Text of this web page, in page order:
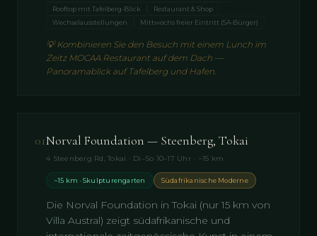
Rooftop mit Tafelberg-Blick
Restaurant & Shop
Wechselausstellungen
Mittwochs freier Eintritt (SA-Bürger)
💡Kombinieren Sie den Besuch mit einem Lunch im
Zeitz MOCAA Restaurant auf dem Dach —
Panoramablick auf Tafelberg und Hafen.
01Norval Foundation — Steenberg, Tokai
4 Steenberg Rd, Tokai · Di–So 10–17 Uhr · ~15 km
~15 km · Skulpturengarten Südafrikanische Moderne
Die Norval Foundation in Tokai (nur 15 km von
Villa Austral) zeigt südafrikanische und